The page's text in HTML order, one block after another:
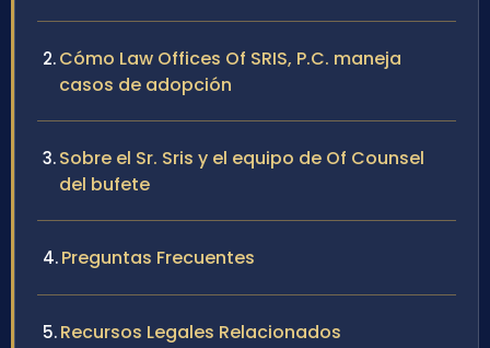
Cómo Law Offices Of SRIS, P.C. maneja
casos de adopción
Sobre el Sr. Sris y el equipo de Of Counsel
del bufete
Preguntas Frecuentes
Recursos Legales Relacionados